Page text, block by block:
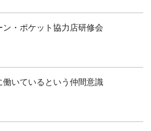
ン・ポケット協力店研修会
働いているという仲間意識